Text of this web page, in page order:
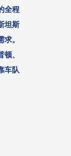
全程
坦斯
。
、
车队